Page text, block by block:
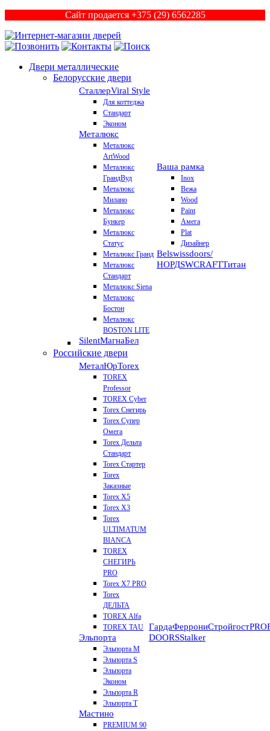
Сайт продается +375 (29) 6562285
Двери металлические
Белорусские двери
СталлерViral Style
Для коттеджа
Стандарт
Эконом
Металюкс
Металюкс
ArtWood
Металюкс
ГрандВуд
Металюкс
Милано
Металюкс
Бункер
Металюкс
Статус
Металюкс Гранд
Металюкс
Стандарт
Металюкс Siena
Металюкс
Бостон
Металюкс
BOSTON LITE
SilentМагнаБел
Ваша рамка
Inox
Вежа
Wood
Paint
Амега
Plat
Дизайнер
Belswissdoors/
НОРДSWCRAFTТитан
Российские двери
МеталЮрTorex
TOREX
Professor
TOREX Cyber
Torex Снегирь
Torex Супер
Омега
Torex Дельта
Стандарт
Torex Стартер
Torex
Заказные
Torex Х5
Torex Х3
Torex
ULTIMATUM
BIANCA
TOREX
СНЕГИРЬ
PRO
Torex X7 PRO
Torex
ДЕЛЬТА
TOREX Alfa
TOREX TAU
Эльпорта
Эльпорта M
Эльпорта S
Эльпорта
Эконом
Эльпорта R
Эльпорта Т
Мастино
PREMIUM 90
ГардаФеррониСтройгост
DOORSStalker